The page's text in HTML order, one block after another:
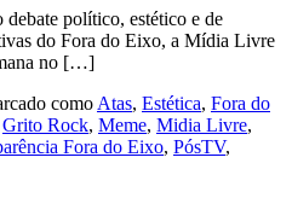
político, estético e de
do Fora do Eixo, a Mídia Livre
no […]
como Atas, Estética, Fora do
Grito Rock, Meme, Midia Livre,
Fora do Eixo, PósTV,